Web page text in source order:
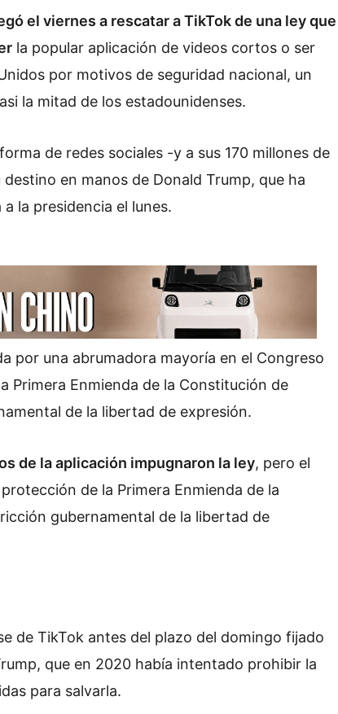
el viernes a rescatar a TikTok de una ley que
la popular aplicación de videos cortos o ser
por motivos de seguridad nacional, un
la mitad de los estadounidenses.
de redes sociales -y a sus 170 millones de
en manos de Donald Trump, que ha
la presidencia el lunes.
por una abrumadora mayoría en el Congreso
Primera Enmienda de la Constitución de
de la libertad de expresión.
de la aplicación impugnaron la ley, pero el
de la Primera Enmienda de la
gubernamental de la libertad de
de TikTok antes del plazo del domingo fijado
que en 2020 había intentado prohibir la
para salvarla.